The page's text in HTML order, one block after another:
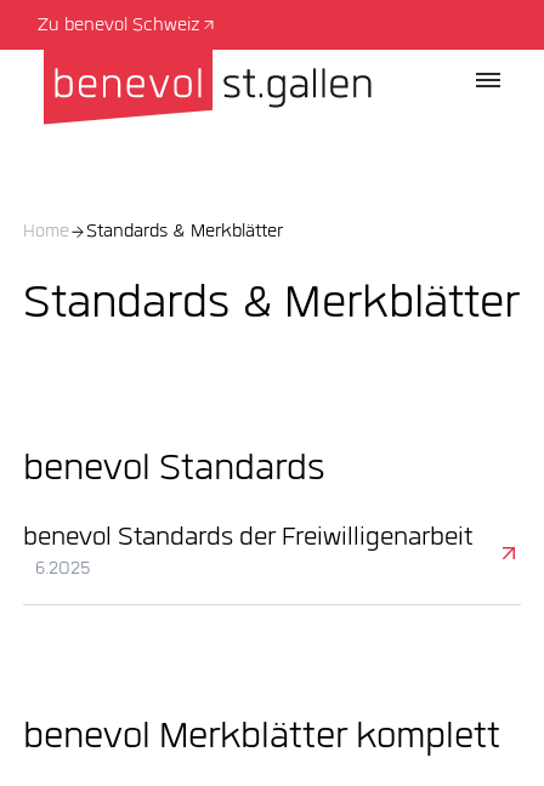
Zu benevol Schweiz
Home Standards & Merkblätter
Standards & Merkblätter
benevol Standards
benevol Standards der Freiwilligenarbeit
6.2025
benevol Merkblätter komplett